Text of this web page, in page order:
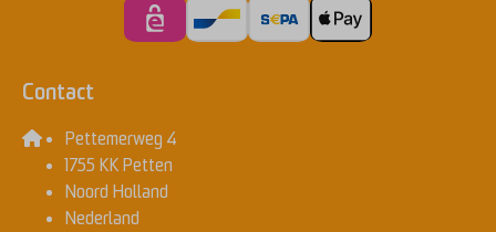
Contact
Pettemerweg 4
1755 KK Petten
Noord Holland
Nederland